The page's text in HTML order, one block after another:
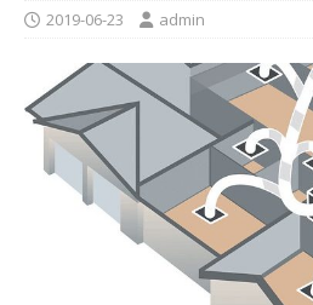
2019-06-23 admin